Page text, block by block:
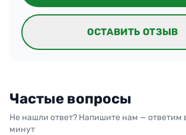
ОСТАВИТЬ ОТЗЫВ
Частые вопросы
Не нашли ответ? Напишите нам — ответим
минут